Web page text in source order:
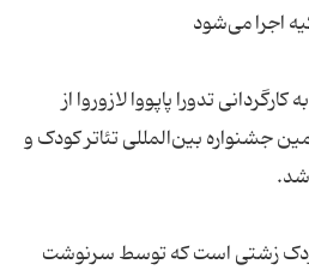
اجرا می‌شود
تدورا پاپووا لازوروا از
جشنواره بین‌المللی تئاتر کودک و
شد.
زشتی است که توسط سرنوشت